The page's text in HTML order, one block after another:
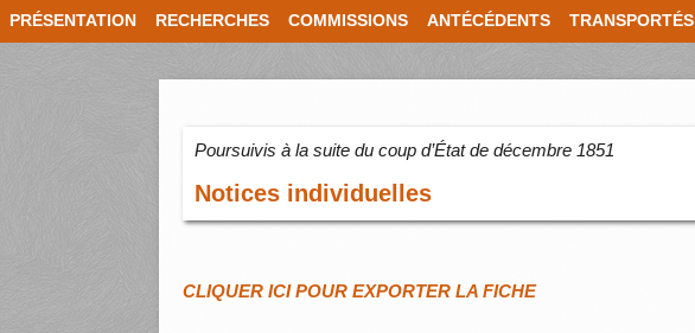
PRÉSENTATION RECHERCHES COMMISSIONS ANTÉCÉDENTS TRANSPORTÉS
Poursuivis à la suite du coup d’État de décembre 1851
Notices individuelles
CLIQUER ICI POUR EXPORTER LA FICHE